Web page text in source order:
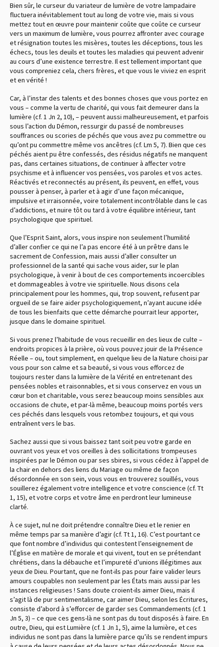
Bien sûr, le curseur du variateur de lumière de votre lampadaire
fluctuera inévitablement tout au long de votre vie, mais si vous
mettez tout en œuvre pour maintenir coûte que coûte ce curseur
vers un maximum de lumière, vous pourrez affronter avec courage
et résignation toutes les misères, toutes les déceptions, tous les
échecs, tous les deuils et toutes les maladies qui peuvent advenir
au cours d’une existence terrestre. Il est tellement important que
vous compreniez cela, chers frères, et que vous le viviez en esprit
et en vérité !
Car, à l’instar des talents et des bonnes choses que vous portez en
vous – comme la vertu de charité, qui vous fait demeurer dans la
lumière (cf. 1 Jn 2, 10), – peuvent aussi malheureusement, et parfois
sous l’action du Démon, ressurgir du passé de nombreuses
souffrances ou scories de péchés que vous avez pu commettre ou
qu’ont pu commettre même vos ancêtres (cf. Lm 5, 7). Bien que ces
péchés aient pu être confessés, des résidus négatifs ne manquent
pas, dans certaines situations, de continuer à affecter votre
psychisme et à influencer vos pensées, vos paroles et vos actes.
Réactivés et reconnectés au présent, ils peuvent, en effet, vous
pousser à penser, à parler et à agir d’une façon mécanique,
impulsive et irraisonnée, voire totalement incontrôlable dans le cas
d’addictions, et nuire tôt ou tard à votre équilibre intérieur, tant
psychologique que spirituel.
Que l’Esprit Saint, alors, vous inspire non seulement l’humilité
d’aller confier ce qui ne l’a pas encore été à un prêtre dans le
sacrement de Confession, mais aussi d’aller consulter un
professionnel de la santé qui sache vous aider, sur le plan
psychologique, à venir à bout de ces comportements incoercibles
et dommageables à votre vie spirituelle. Nous disons cela
principalement pour les hommes, qui, trop souvent, refusent par
orgueil de se faire aider psychologiquement, n’ayant aucune idée
de tous les bienfaits que cette démarche pourrait leur apporter,
jusque dans le domaine spirituel.
Si vous prenez l’habitude de vous recueillir en des lieux de culte –
endroits propices à la prière, où vous pouvez jouir de la Présence
Réelle – ou, tout simplement, en quelque lieu de la Nature choisi par
vous pour son calme et sa beauté, si vous vous efforcez de
toujours rester dans la lumière de la Vérité en entretenant des
pensées nobles et raisonnables, et si vous conservez en vous un
cœur bon et charitable, vous serez beaucoup moins sensibles aux
occasions de chute, et par-là même, beaucoup moins portés vers
ces péchés dans lesquels vous retombez toujours, et qui vous
entraînent vers le bas.
Sachez aussi que si vous baissez tant soit peu votre garde en
ouvrant vos yeux et vos oreilles à des sollicitations trompeuses
inspirées par le Démon ou par ses sbires, si vous cédez à l’appel de
la chair en dehors des liens du Mariage ou même de façon
désordonnée en son sein, vous vous en trouverez souillés, vous
souillerez également votre intelligence et votre conscience (cf. Tt
1, 15), et votre corps et votre âme en perdront leur lumineuse
clarté.
À ce sujet, nul ne doit prétendre connaître Dieu et le renier en
même temps par sa manière d’agir (cf. Tt 1, 16). C’est pourtant ce
que font nombre d’individus qui contestent l’enseignement de
l’Église en matière de morale et qui vivent, tout en se prétendant
chrétiens, dans la débauche et l’impureté d’unions illégitimes aux
yeux de Dieu. Pourtant, que ne font-ils pas pour faire valider leurs
amours coupables non seulement par les États mais aussi par les
instances religieuses ! Sans doute croient-ils aimer Dieu, mais il
s’agit là de pur sentimentalisme, car aimer Dieu, selon les Écritures,
consiste d’abord à s’efforcer de garder ses Commandements (cf. 1
Jn 5, 3) – ce que ces gens-là ne sont pas du tout disposés à faire. En
outre, Dieu, qui est Lumière (cf. 1 Jn 1, 5), aime la lumière, et ces
individus ne sont pas dans la lumière parce qu’ils se rendent impurs